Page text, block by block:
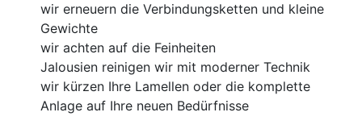
wir erneuern die Verbindungsketten und kleine
Gewichte
wir achten auf die Feinheiten
Jalousien reinigen wir mit moderner Technik
wir kürzen Ihre Lamellen oder die komplette
Anlage auf Ihre neuen Bedürfnisse